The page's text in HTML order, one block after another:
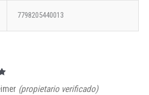
7798205440013
(propietario verificado)